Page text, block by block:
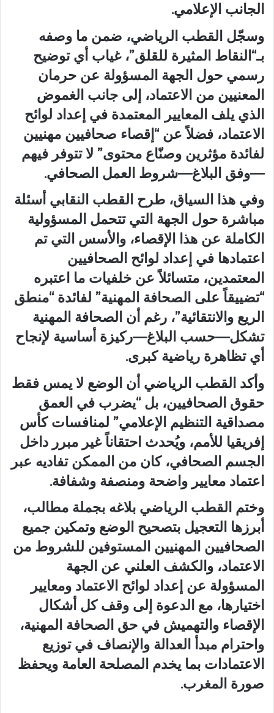
الجانب الإعلامي.
وسجّل القطب الرياضي، ضمن ما وصفه
بـ“النقاط المثيرة للقلق”،غياب أي توضيح
رسمي حول الجهة المسؤولة عن حرمان
المعنيين من الاعتماد، إلى جانب الغموض
الذي يلف المعايير المعتمدة في إعداد لوائح
الاعتماد، فضلاً عن “إقصاء صحافيين مهنيين
لفائدة مؤثرين وصنّاع محتوى” لا تتوفر فيهم
—وفق البلاغ—شروط العمل الصحافي.
وفي هذا السياق، طرح القطب النقابي أسئلة
مباشرة حول الجهة التي تتحمل المسؤولية
الكاملة عن هذا الإقصاء، والأسس التي تم
اعتمادها في إعداد لوائح الصحافيين
المعتمدين، متسائلاً عن خلفيات ما اعتبره
“تضييقاً على الصحافة المهنية” لفائدة “منطق
الريع والانتقائية”، رغم أن الصحافة المهنية
تشكل—حسب البلاغ—ركيزة أساسية لإنجاح
أي تظاهرة رياضية كبرى.
وأكد القطب الرياضي أن الوضع لا يمس فقط
حقوق الصحافيين، بل “يضرب في العمق
مصداقية التنظيم الإعلامي” لمنافسات كأس
إفريقيا للأمم، ويُحدث احتقاناً غير مبرر داخل
الجسم الصحافي، كان من الممكن تفاديه عبر
اعتماد معايير واضحة ومنصفة وشفافة.
وختم القطب الرياضي بلاغه بجملة مطالب،
أبرزها التعجيل بتصحيح الوضع وتمكين جميع
الصحافيين المهنيين المستوفين للشروط من
الاعتماد، و الكشف العلني عن الجهة
المسؤولة عن إعداد لوائح الاعتماد ومعايير
اختيارها، مع الدعوة إلى وقف كل أشكال
الإقصاء والتهميش في حق الصحافة المهنية،
واحترام مبدأ
العدالة والإنصاف في توزيع
الاعتمادات بما يخدم المصلحة العامة ويحفظ
صورة المغرب.